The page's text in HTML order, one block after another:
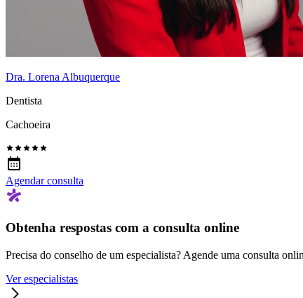
Dra. Lorena Albuquerque
Dentista
Cachoeira
Agendar consulta
Obtenha respostas com a consulta online
Precisa do conselho de um especialista? Agende uma consulta
Ver especialistas